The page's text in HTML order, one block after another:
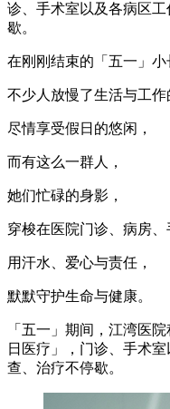
诊、手术室以及各病区
歇。
在刚刚结束的「五一」小
不少人放慢了生活与工作
尽情享受假日的悠闲，
而有这么一群人，
她们忙碌的身影，
穿梭在医院门诊、病房、
用汗水、爱心与责任，
默默守护生命与健康。
「五一」期间，江湾医
日医疗」，门诊、手术
查、治疗不停歇。